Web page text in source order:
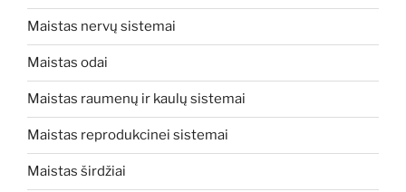
Maistas nervų sistemai
Maistas odai
Maistas raumenų ir kaulų sistemai
Maistas reprodukcinei sistemai
Maistas širdžiai